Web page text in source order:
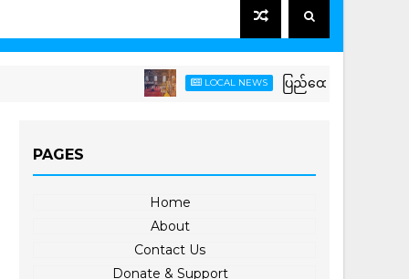
LOCAL NEWS ပြည်ထောင်စုသမ္မတမြန်မာနို
PAGES
Home
About
Contact Us
Donate & Support